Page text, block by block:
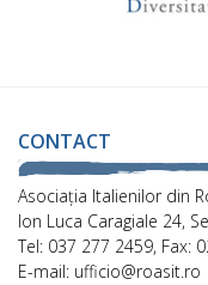
CONTACT
Asociaţia Italienilor din
Ion Luca Caragiale 24,
Tel: 037 277 2459, Fax:
E-mail: ufficio@roasit.ro